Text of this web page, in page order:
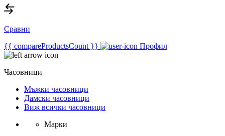
Сравни
{{ compareProductsCount }}
Профил
Часовници
Мъжки часовници
Дамски часовници
Виж всички часовници
Марки